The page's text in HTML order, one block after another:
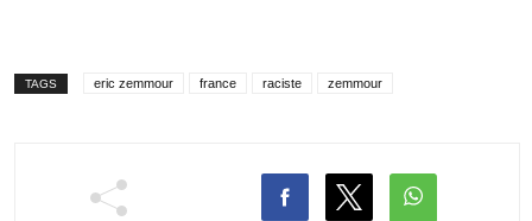
TAGS eric zemmour france raciste zemmour